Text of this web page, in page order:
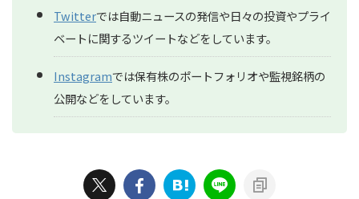
Twitterでは自動ニュースの発信や日々の投資やプライ
ベートに関するツイートなどをしています。
Instagramでは保有株のポートフォリオや監視銘柄の
公開などをしています。